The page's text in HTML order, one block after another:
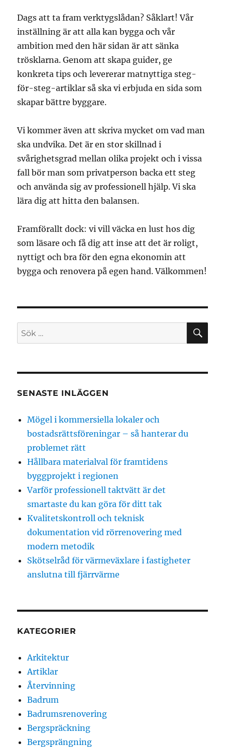
Dags att ta fram verktygslådan? Såklart! Vår
inställning är att alla kan bygga och vår
ambition med den här sidan är att sänka
trösklarna. Genom att skapa guider, ge
konkreta tips och levererar matnyttiga steg-
för-steg-artiklar så ska vi erbjuda en sida som
skapar bättre byggare.
Vi kommer även att skriva mycket om vad man
ska undvika. Det är en stor skillnad i
svårighetsgrad mellan olika projekt och i vissa
fall bör man som privatperson backa ett steg
och använda sig av professionell hjälp. Vi ska
lära dig att hitta den balansen.
Framförallt dock: vi vill väcka en lust hos dig
som läsare och få dig att inse att det är roligt,
nyttigt och bra för den egna ekonomin att
bygga och renovera på egen hand. Välkommen!
Sök
efter:
SENASTE INLÄGGEN
Mögel i kommersiella lokaler och
bostadsrättsföreningar – så hanterar du
problemet rätt
Hållbara materialval för framtidens
byggprojekt i regionen
Varför professionell taktvätt är det
smartaste du kan göra för ditt tak
Kvalitetskontroll och teknisk
dokumentation vid rörrenovering med
modern metodik
Skötselråd för värmeväxlare i fastigheter
anslutna till fjärrvärme
KATEGORIER
Arkitektur
Artiklar
Återvinning
Badrum
Badrumsrenovering
Bergspräckning
Bergsprängning